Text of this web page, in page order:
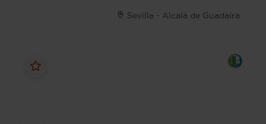
Sevilla - Alcalá de Guadaíra